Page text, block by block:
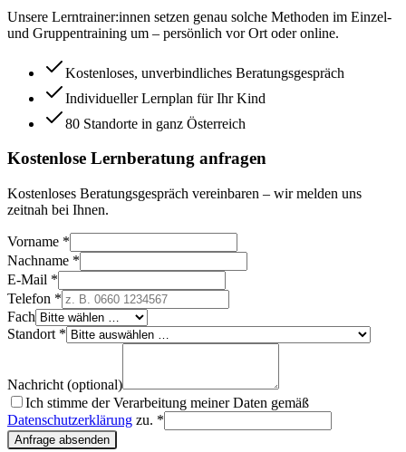
Unsere Lerntrainer:innen setzen genau solche Methoden im Einzel-
und Gruppentraining um – persönlich vor Ort oder online.
Kostenloses, unverbindliches Beratungsgespräch
Individueller Lernplan für Ihr Kind
80 Standorte in ganz Österreich
Kostenlose Lernberatung anfragen
Kostenloses Beratungsgespräch vereinbaren – wir melden uns
zeitnah bei Ihnen.
Vorname *
Nachname *
E-Mail *
Telefon *
Fach
Standort *
Nachricht (optional)
Ich stimme der Verarbeitung meiner Daten gemäß
Datenschutzerklärung zu. *
Anfrage absenden